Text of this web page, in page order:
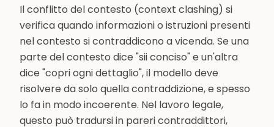
Il conflitto del contesto (context clashing) si
verifica quando informazioni o istruzioni presenti
nel contesto si contraddicono a vicenda. Se una
parte del contesto dice "sii conciso" e un'altra
dice "copri ogni dettaglio", il modello deve
risolvere da solo quella contraddizione, e spesso
lo fa in modo incoerente. Nel lavoro legale,
questo può tradursi in pareri contraddittori,